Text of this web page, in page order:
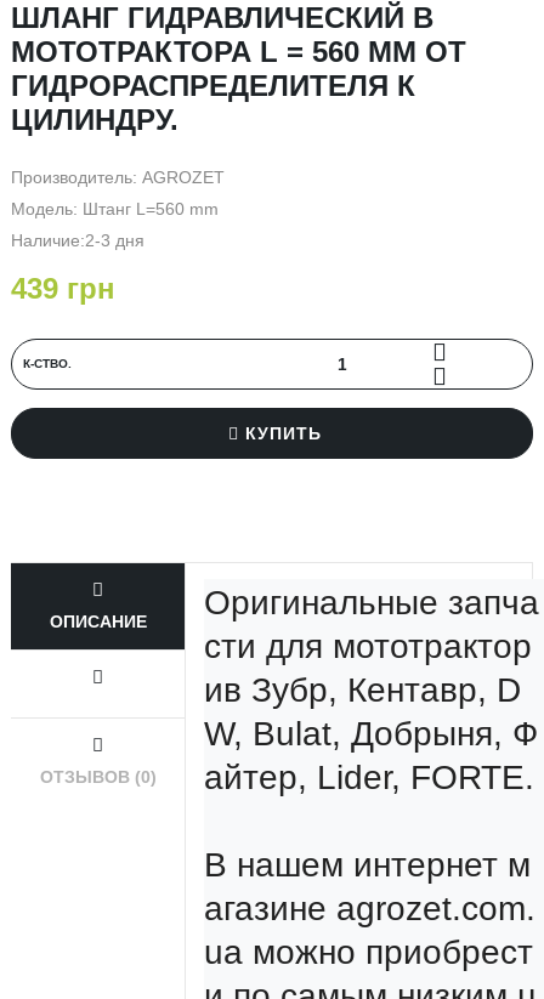
ШЛАНГ ГИДРАВЛИЧЕСКИЙ В
МОТОТРАКТОРА L = 560 MM ОТ
ГИДРОРАСПРЕДЕЛИТЕЛЯ К
ЦИЛИНДРУ.
Производитель: AGROZET
Модель: Штанг L=560 mm
Наличие:2-3 дня
439 грн
К-СТВО.
КУПИТЬ
ОПИСАНИЕ
ОТЗЫВОВ (0)
Оригинальные запча
сти для мототрактор
ив Зубр, Кентавр, D
W, Bulat, Добрыня, Ф
айтер, Lider, FORTE.
В нашем интернет м
агазине agrozet.com.
ua можно приобрест